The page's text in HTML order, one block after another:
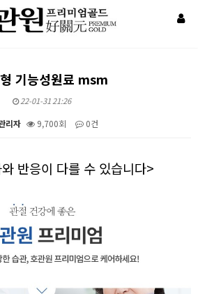
기능성원료 msm
22-01-31 21:26
리자 9,700회 0건
반응이 다를 수 있습니다>